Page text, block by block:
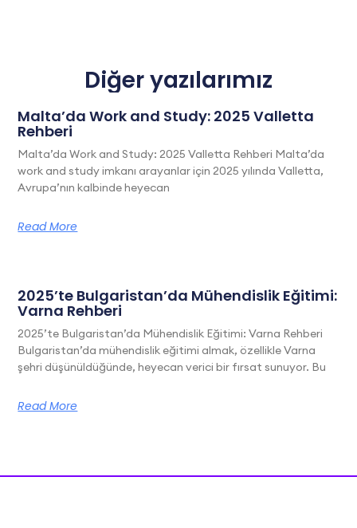
Diğer yazılarımız
Malta’da Work and Study: 2025 Valletta
Rehberi
Malta’da Work and Study: 2025 Valletta Rehberi Malta’da
work and study imkanı arayanlar için 2025 yılında Valletta,
Avrupa’nın kalbinde heyecan
Read More
2025’te Bulgaristan’da Mühendislik Eğitimi:
Varna Rehberi
2025’te Bulgaristan’da Mühendislik Eğitimi: Varna Rehberi
Bulgaristan’da mühendislik eğitimi almak, özellikle Varna
şehri düşünüldüğünde, heyecan verici bir fırsat sunuyor. Bu
Read More